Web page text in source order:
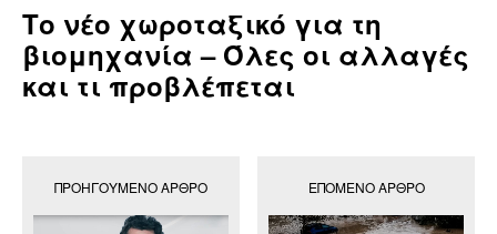
Το νέο χωροταξικό για τη
βιομηχανία – Όλες οι αλλαγές
και τι προβλέπεται
ΠΡΟΗΓΟΎΜΕΝΟ ΆΡΘΡΟ ΕΠΌΜΕΝΟ ΆΡΘΡΟ